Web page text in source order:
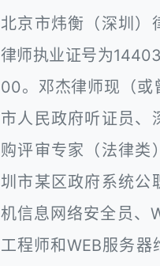
北京市炜衡（深圳）
律师执业证号为
00。邓杰律师现（或
市人民政府听证员、
购评审专家（法律类
圳市某区政府系统公
机信息网络安全员、
工程师和WEB服务器